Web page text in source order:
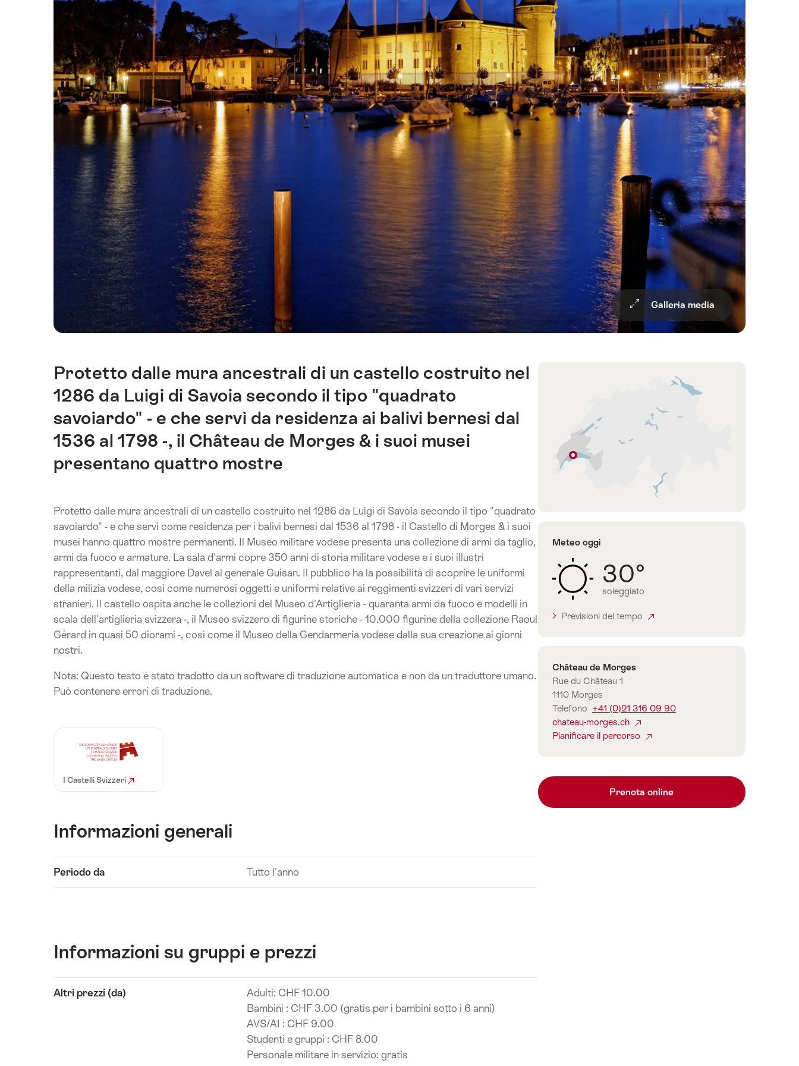
Galleria media
Introduzione
Protetto dalle mura ancestrali di un castello costruito nel
1286 da Luigi di Savoia secondo il tipo "quadrato
savoiardo" - e che servì da residenza ai balivi bernesi dal
1536 al 1798 -, il Château de Morges & i suoi musei
presentano quattro mostre
Protetto dalle mura ancestrali di un castello costruito nel 1286 da Luigi di Savoia secondo il tipo "quadrato
savoiardo" - e che servì come residenza per i balivi bernesi dal 1536 al 1798 - il Castello di Morges & i suoi
musei hanno quattro mostre permanenti. Il Museo militare vodese presenta una collezione di armi da taglio,
armi da fuoco e armature. La sala d'armi copre 350 anni di storia militare vodese e i suoi illustri
rappresentanti, dal maggiore Davel al generale Guisan. Il pubblico ha la possibilità di scoprire le uniformi
della milizia vodese, così come numerosi oggetti e uniformi relative ai reggimenti svizzeri di vari servizi
stranieri. Il castello ospita anche le collezioni del Museo d'Artiglieria - quaranta armi da fuoco e modelli in
scala dell'artiglieria svizzera -, il Museo svizzero di figurine storiche - 10.000 figurine della collezione Raoul
Gérard in quasi 50 diorami -, così come il Museo della Gendarmeria vodese dalla sua creazione ai giorni
nostri.
Nota: Questo testo è stato tradotto da un software di traduzione automatica e non da un traduttore umano.
Può contenere errori di traduzione.
I Castelli Svizzeri
Informazioni generali
contenuti
Periodo da Tutto l'anno
Informazioni su gruppi e prezzi
contenuti
Altri prezzi (da)
Adulti: CHF 10.00
Bambini : CHF 3.00 (gratis per i bambini sotto i 6 anni)
AVS/AI : CHF 9.00
Studenti e gruppi : CHF 8.00
Personale militare in servizio: gratis
Meteo oggi
30°
soleggiato
Previsioni del tempo
Contatto
Château de Morges
Rue du Château 1
1110 Morges
Telefono +41 (0)21 316 09 90
chateau-morges.ch
Pianificare il percorso
Prenota online